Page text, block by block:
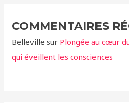
COMMENTAIRES
Belleville sur Plongée au cœur
qui éveillent les consciences